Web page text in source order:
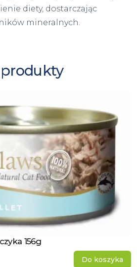
diety, dostarczając
mineralnych.
156g
Do koszyka